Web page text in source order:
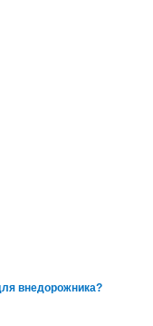
внедорожника?